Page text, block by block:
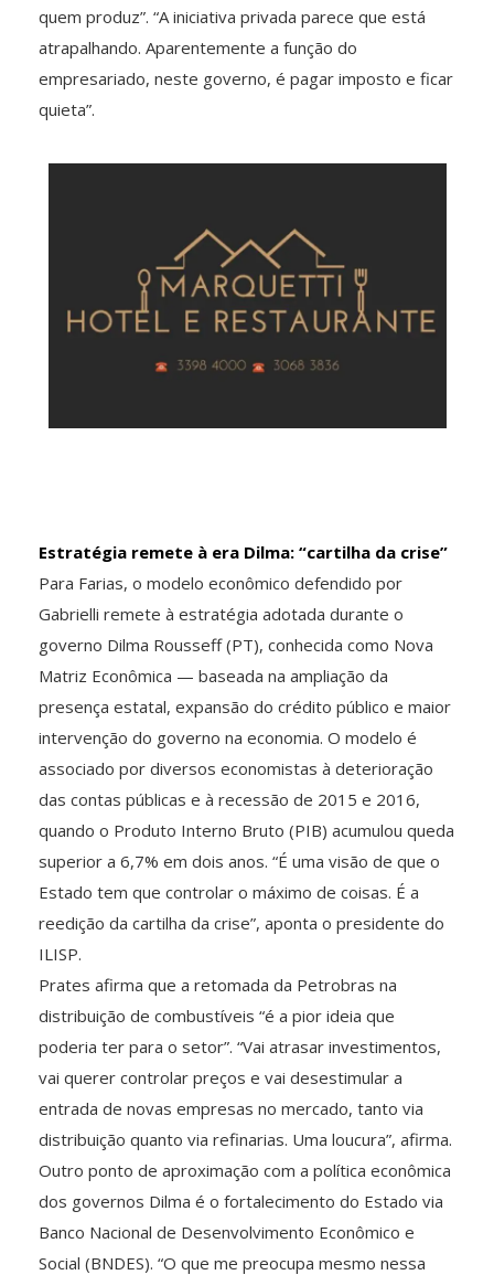
quem produz”. “A iniciativa privada parece que está
atrapalhando. Aparentemente a função do
empresariado, neste governo, é pagar imposto e ficar
quieta”.
Estratégia remete à era Dilma: “cartilha da crise”
Para Farias, o modelo econômico defendido por
Gabrielli remete à estratégia adotada durante o
governo Dilma Rousseff (PT), conhecida como Nova
Matriz Econômica — baseada na ampliação da
presença estatal, expansão do crédito público e maior
intervenção do governo na economia. O modelo é
associado por diversos economistas à deterioração
das contas públicas e à recessão de 2015 e 2016,
quando o Produto Interno Bruto (PIB) acumulou queda
superior a 6,7% em dois anos. “É uma visão de que o
Estado tem que controlar o máximo de coisas. É a
reedição da cartilha da crise”, aponta o presidente do
ILISP.
Prates afirma que a retomada da Petrobras na
distribuição de combustíveis “é a pior ideia que
poderia ter para o setor”. “Vai atrasar investimentos,
vai querer controlar preços e vai desestimular a
entrada de novas empresas no mercado, tanto via
distribuição quanto via refinarias. Uma loucura”, afirma.
Outro ponto de aproximação com a política econômica
dos governos Dilma é o fortalecimento do Estado via
Banco Nacional de Desenvolvimento Econômico e
Social (BNDES). “O que me preocupa mesmo nessa